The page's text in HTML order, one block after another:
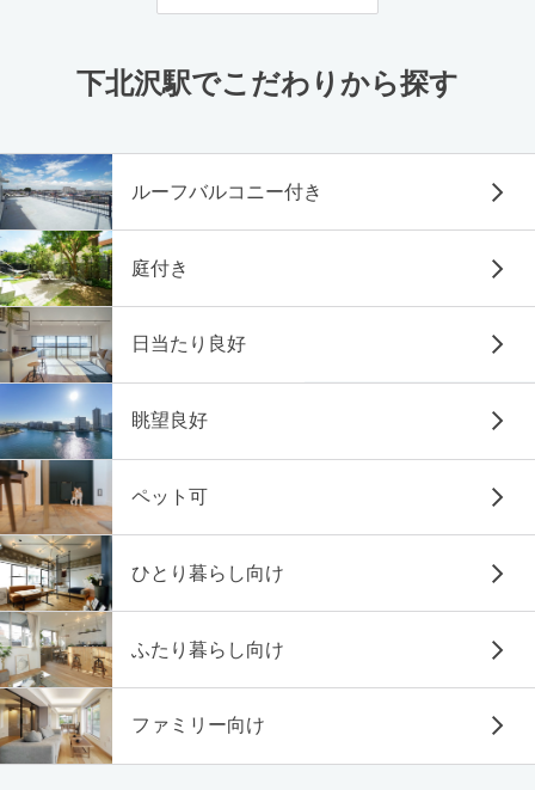
下北沢駅でこだわりから探す
ルーフバルコニー付き
庭付き
日当たり良好
眺望良好
ペット可
ひとり暮らし向け
ふたり暮らし向け
ファミリー向け